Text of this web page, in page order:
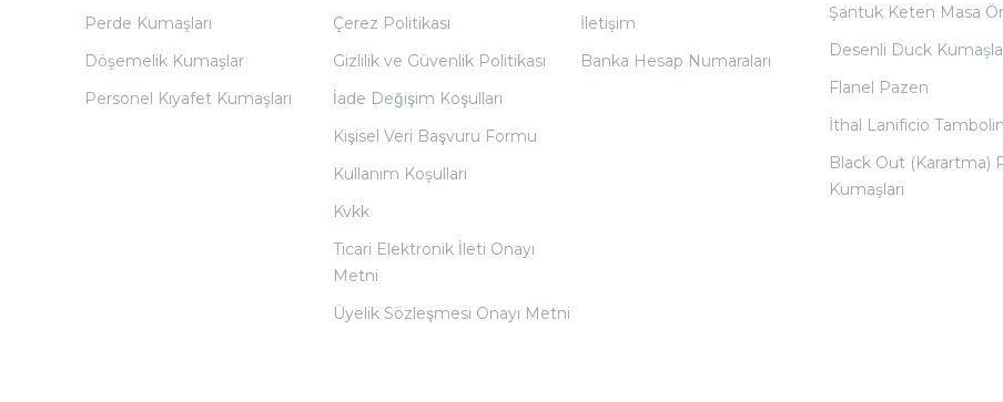
Perde Kumaşları
Döşemelik Kumaşlar
Personel Kıyafet Kumaşları
Çerez Politikası
Gizlilik ve Güvenlik Politikası
İade Değişim Koşulları
Kişisel Veri Başvuru Formu
Kullanım Koşulları
Kvkk
Ticari Elektronik İleti Onayı
Metni
Üyelik Sözleşmesi Onayı Metni
İletişim
Banka Hesap Numaraları
Şantuk Keten Masa
Desenli Duck
Flanel Pazen
İthal Lanificio
Black Out (Karartma)
Kumaşları